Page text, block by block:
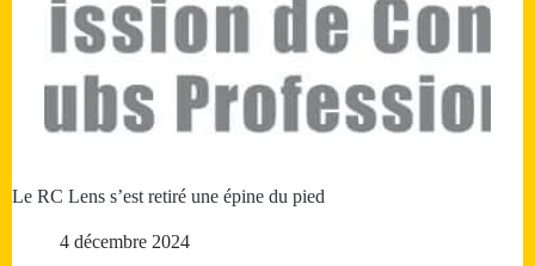
Le RC Lens s’est retiré une épine du pied
4 décembre 2024